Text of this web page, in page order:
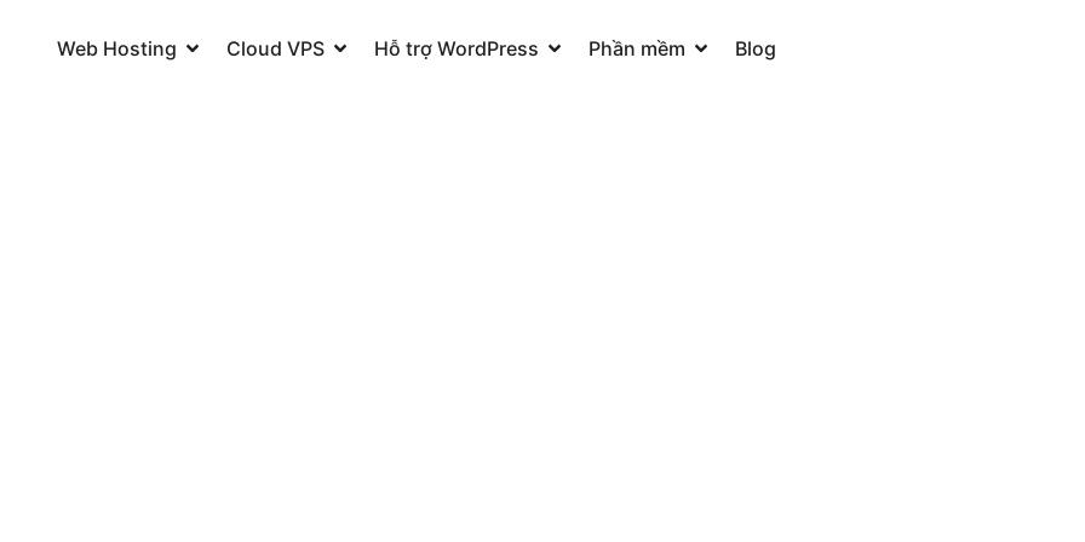
Web Hosting Open Web Hosting
Cloud VPS Open Cloud VPS
Hỗ trợ WordPress Open Hỗ trợ WordPress
Phần mềm Open Phần mềm
Blog